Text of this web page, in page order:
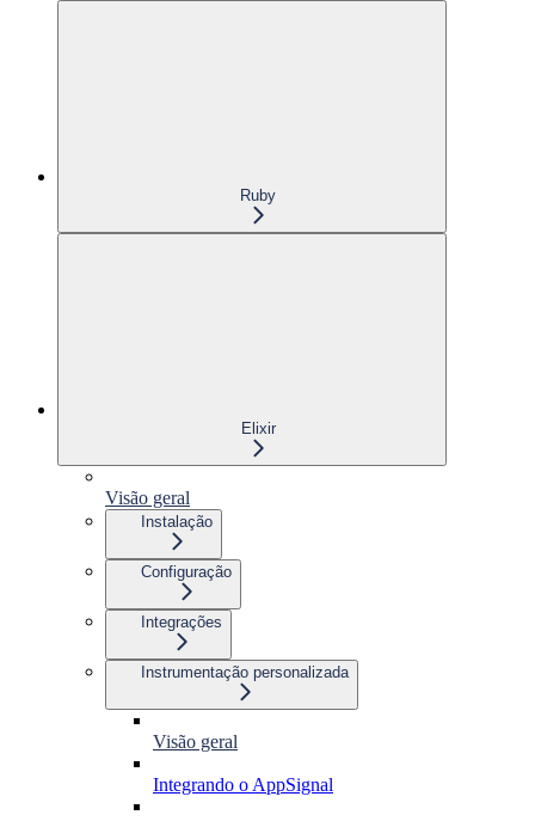
Ruby
Elixir
Visão geral
Instalação
Configuração
Integrações
Instrumentação personalizada
Visão geral
Integrando o AppSignal